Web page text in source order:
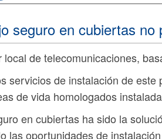
seguro en cubiertas
de telecomunicaciones,
servicios de instalación de
de vida homologados
en cubiertas ha sido la
las oportunidades de